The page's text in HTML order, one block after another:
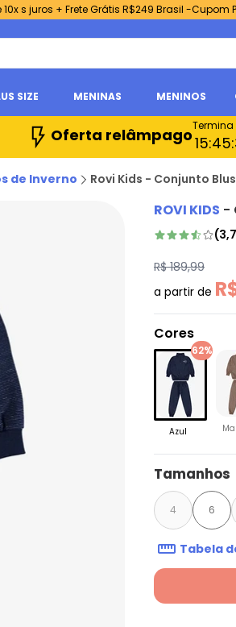
10x s juros + Frete Grátis R$249 Brasil -Cupom
SIZE MENINAS MENINOS
Oferta relâmpagoTermina
15:45:
de Inverno Rovi Kids - Conjunto
ROVI KIDS -
(3,7
R$ 189,99
a partir de
Cores
62%
Azul
Tamanhos
4 6
Tabela